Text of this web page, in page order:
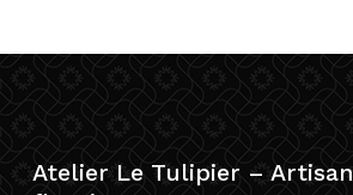
Atelier Le Tulipier – Artisan